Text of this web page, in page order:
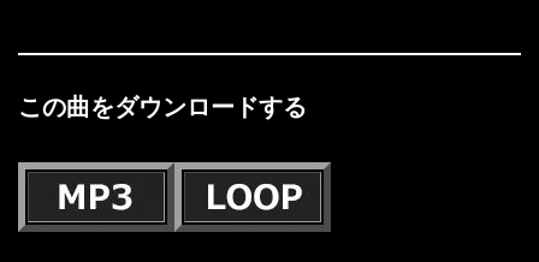
この曲をダウンロードする